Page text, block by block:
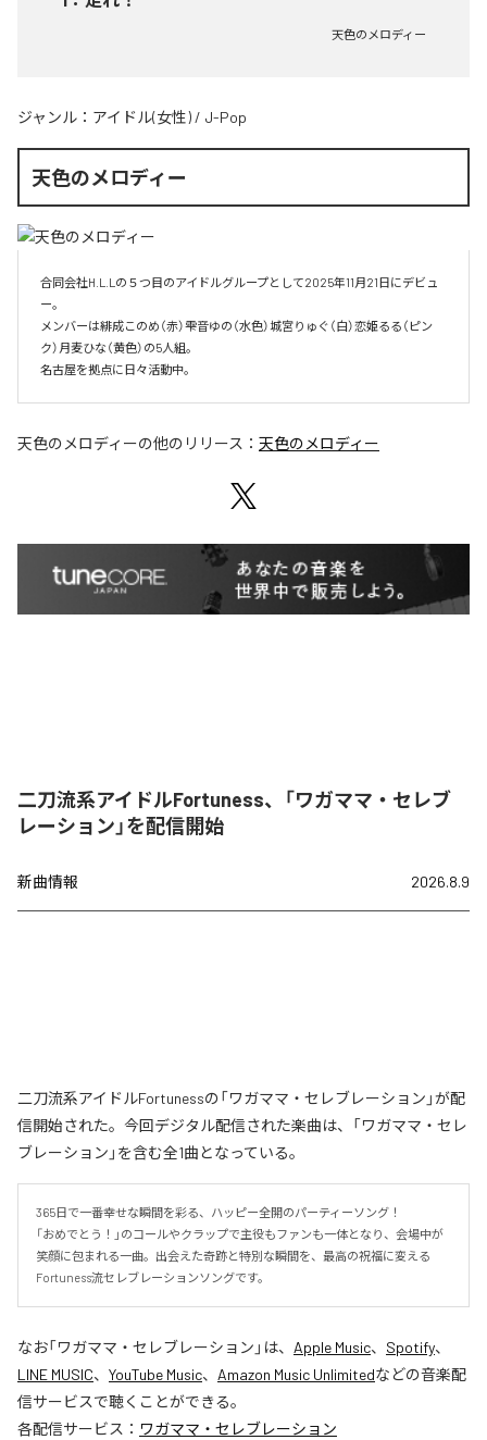
天色のメロディー
ジャンル： アイドル(女性) / J-Pop
天色のメロディー
合同会社H.L.Lの５つ目のアイドルグループとして2025年11月21日にデビュ
ー。
メンバーは緋成このめ（赤）雫音ゆの（水色）城宮りゅぐ（白）恋姫るる（ピン
ク）月麦ひな（黄色）の5人組。
名古屋を拠点に日々活動中。
天色のメロディーの他のリリース： 天色のメロディー
二刀流系アイドルFortuness、「ワガママ・セレブ
レーション」を配信開始
新曲情報 2026.8.9
二刀流系アイドルFortunessの「ワガママ・セレブレーション」が配
信開始された。今回デジタル配信された楽曲は、「ワガママ・セレ
ブレーション」を含む全1曲となっている。
365日で一番幸せな瞬間を彩る、ハッピー全開のパーティーソング！
「おめでとう！」のコールやクラップで主役もファンも一体となり、会場中が
笑顔に包まれる一曲。出会えた奇跡と特別な瞬間を、最高の祝福に変える
Fortuness流セレブレーションソングです。
なお「ワガママ・セレブレーション 」は、 Apple Music、 Spotify、
LINE MUSIC、 YouTube Music、 Amazon Music Unlimitedなどの音楽配
信サービスで聴くことができる。
各配信サービス： ワガママ・セレブレーション